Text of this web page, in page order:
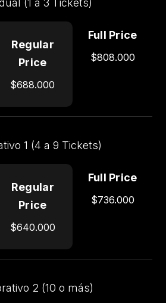
(1 a 3 Tickets)
$688.000
$808.000
1 (4 a 9 Tickets)
$640.000
$736.000
2 (10 o más)